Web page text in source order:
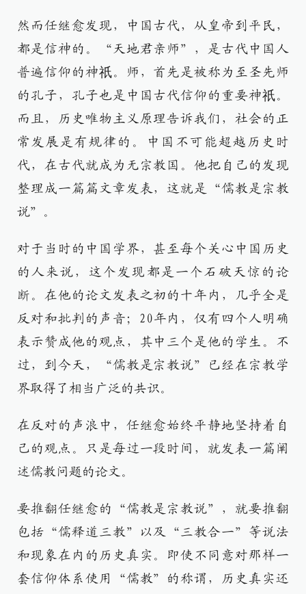
然而任继愈发现，中国古代，从皇帝到平民，
都是信神的。“天地君亲师”，是古代中国人
普遍信仰的神祇。师，首先是被称为至圣先师
的孔子，孔子也是中国古代信仰的重要神祇。
而且，历史唯物主义原理告诉我们，社会的正
常发展是有规律的。中国不可能超越历史时
代，在古代就成为无宗教国。他把自己的发现
整理成一篇篇文章发表，这就是“儒教是宗教
说”。
对于当时的中国学界，甚至每个关心中国历史
的人来说，这个发现都是一个石破天惊的论
断。在他的论文发表之初的十年内，几乎全是
反对和批判的声音；20年内，仅有四个人明确
表示赞成他的观点，其中三个是他的学生。不
过，到今天，“儒教是宗教说”已经在宗教学
界取得了相当广泛的共识。
在反对的声浪中，任继愈始终平静地坚持着自
己的观点。只是每过一段时间，就发表一篇阐
述儒教问题的论文。
要推翻任继愈的“儒教是宗教说”，就要推翻
包括“儒释道三教”以及“三教合一”等说法
和现象在内的历史真实。即使不同意对那样一
套信仰体系使用“儒教”的称谓，历史真实还